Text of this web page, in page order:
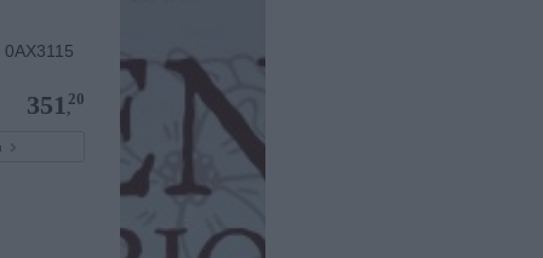
0AX3115
351 ,
20